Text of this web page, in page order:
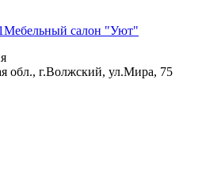
Мебельный салон "Уют"
обл., г.Волжский, ул.Мира, 75